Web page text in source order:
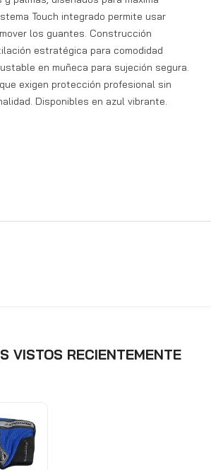
Touch integrado permite usar
los guantes. Construcción
estratégica para comodidad
en muñeca para sujeción segura.
exigen protección profesional sin
Disponibles en azul vibrante.
VISTOS RECIENTEMENTE